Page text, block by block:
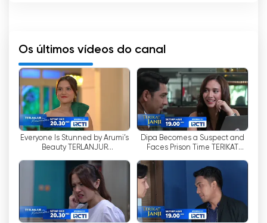
televisão privados da Indonésia. Criada em
televisão privada da Indonésia. Inicialmente, a
RCTI foi criada como uma empresa comum
entre a Bimantara Citra e a Rajawali
Wirabhakti Utama. A Bimantara Citra detém
69,82% do capital, enquanto a Rajawali
Wirabhakti Utama detém 30,18%.
A RCTI foi para o ar pela primeira vez em 13 de
novembro de 1988 e foi oficialmente
inaugurada em 24 de agosto de 1989. Nessa
altura, as emissões da RCTI só podiam ser
captadas por assinantes que possuíssem um
Os últimos vídeos do canal
Everyone Is Stunned by Arumi’s
Beauty TERLANJUR
Dipa Becomes a Suspect and
Faces Prison Time TERIKAT